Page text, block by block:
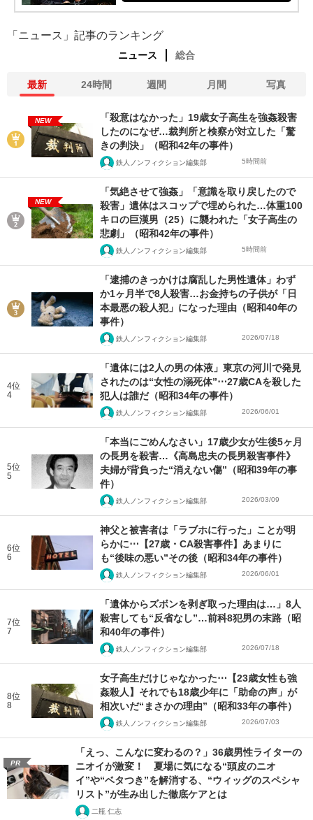
「ニュース」記事のランキング
ニュース 総合
最新 24時間 週間 月間 写真
NEW
「殺意はなかった」19歳女子高生を強姦殺害
したのになぜ…裁判所と検察が対立した「驚
きの判決」（昭和42年の事件）
鉄人ノンフィクション編集部 5時間前
NEW
「気絶させて強姦」「意識を取り戻したので
殺害」遺体はスコップで埋められた…体重100
キロの巨漢男（25）に襲われた「女子高生の
悲劇」（昭和42年の事件）
鉄人ノンフィクション編集部 5時間前
「逮捕のきっかけは腐乱した男性遺体」わず
か1ヶ月半で8人殺害…お金持ちの子供が「日
本最悪の殺人犯」になった理由（昭和40年の
事件）
鉄人ノンフィクション編集部 2026/07/18
4位
4
「遺体には2人の男の体液」東京の河川で発見
されたのは“女性の溺死体”⋯27歳CAを殺した
犯人は誰だ（昭和34年の事件）
鉄人ノンフィクション編集部 2026/06/01
5位
5
「本当にごめんなさい」17歳少女が生後5ヶ月
の長男を殺害…《高島忠夫の長男殺害事件》
夫婦が背負った“消えない傷”（昭和39年の事
件）
鉄人ノンフィクション編集部 2026/03/09
6位
6
神父と被害者は「ラブホに行った」ことが明
らかに⋯【27歳・CA殺害事件】あまりに
も“後味の悪い”その後（昭和34年の事件）
鉄人ノンフィクション編集部 2026/06/01
7位
7
「遺体からズボンを剥ぎ取った理由は…」8人
殺害しても“反省なし”…前科8犯男の末路（昭
和40年の事件）
鉄人ノンフィクション編集部 2026/07/18
8位
8
女子高生だけじゃなかった⋯【23歳女性も強
姦殺人】それでも18歳少年に「助命の声」が
相次いだ“まさかの理由”（昭和33年の事件）
鉄人ノンフィクション編集部 2026/07/03
PR
「えっ、こんなに変わるの？」36歳男性ライターの
ニオイが激変！ 夏場に気になる“頭皮のニオ
イ”や“ベタつき”を解消する、“ウィッグのスペシャ
リスト”が生み出した徹底ケアとは
二瓶 仁志